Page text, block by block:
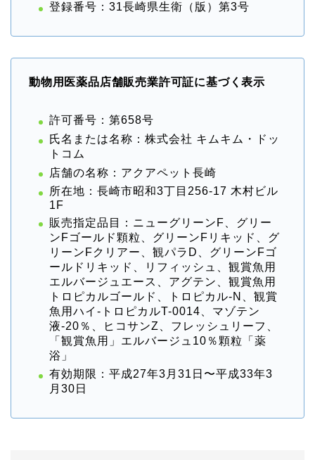
登録番号：31長崎県生衛（版）第3号
動物用医薬品店舗販売業許可証に基づく表示
許可番号：第658号
氏名または名称：株式会社 キムキム・ドッ
トコム
店舗の名称：アクアペット長崎
所在地：長崎市昭和3丁目256-17 木村ビル
1F
販売指定品目：ニューグリーンF、グリー
ンFゴールド顆粒、グリーンFリキッド、グ
リーンFクリアー、観パラD、グリーンFゴ
ールドリキッド、リフィッシュ、観賞魚用
エルバージュエース、アグテン、観賞魚用
トロピカルゴールド、トロピカル-N、観賞
魚用ハイ-トロピカルT-0014、マゾテン
液-20％、ヒコサンZ、フレッシュリーフ、
「観賞魚用」エルバージュ10％顆粒「薬
浴」
有効期限：平成27年3月31日〜平成33年3
月30日